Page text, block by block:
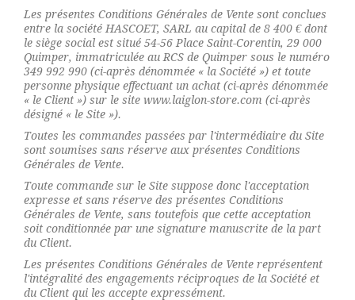
Les présentes Conditions Générales de Vente sont conclues
entre la société HASCOET, SARL au capital de 8 400 € dont
le siège social est situé 54-56 Place Saint-Corentin, 29 000
Quimper, immatriculée au RCS de Quimper sous le numéro
349 992 990 (ci-après dénommée « la Société ») et toute
personne physique effectuant un achat (ci-après dénommée
« le Client ») sur le site www.laiglon-store.com (ci-après
désigné « le Site »).
Toutes les commandes passées par l'intermédiaire du Site
sont soumises sans réserve aux présentes Conditions
Générales de Vente.
Toute commande sur le Site suppose donc l'acceptation
expresse et sans réserve des présentes Conditions
Générales de Vente, sans toutefois que cette acceptation
soit conditionnée par une signature manuscrite de la part
du Client.
Les présentes Conditions Générales de Vente représentent
l'intégralité des engagements réciproques de la Société et
du Client qui les accepte expressément.